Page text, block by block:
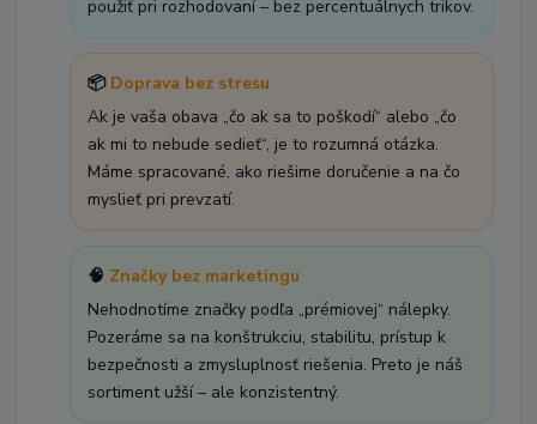
použiť pri rozhodovaní – bez percentuálnych trikov.
📦 Doprava bez stresu
Ak je vaša obava „čo ak sa to poškodí“ alebo „čo
ak mi to nebude sedieť“, je to rozumná otázka.
Máme spracované, ako riešime doručenie a na čo
myslieť pri prevzatí.
🧠 Značky bez marketingu
Nehodnotíme značky podľa „prémiovej“ nálepky.
Pozeráme sa na konštrukciu, stabilitu, prístup k
bezpečnosti a zmysluplnosť riešenia. Preto je náš
sortiment užší – ale konzistentný.